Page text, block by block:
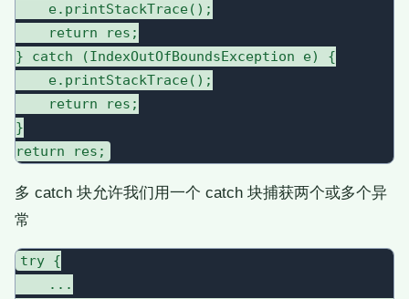
    e.printStackTrace();
    return res;
} catch (IndexOutOfBoundsException e) {
    e.printStackTrace();
    return res;
}
多 catch 块允许我们用一个 catch 块捕获两个或多个异
常
try {
    ...